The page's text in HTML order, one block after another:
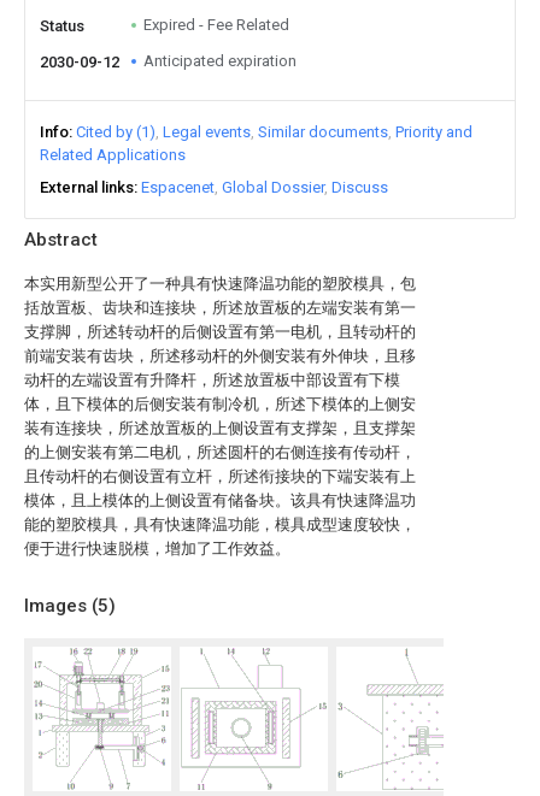
Abstract
本实用新型公开了一种具有快速降温功能的塑胶模具，包
括放置板、齿块和连接块，所述放置板的左端安装有第一
支撑脚，所述转动杆的后侧设置有第一电机，且转动杆的
前端安装有齿块，所述移动杆的外侧安装有外伸块，且移
动杆的左端设置有升降杆，所述放置板中部设置有下模
体，且下模体的后侧安装有制冷机，所述下模体的上侧安
装有连接块，所述放置板的上侧设置有支撑架，且支撑架
的上侧安装有第二电机，所述圆杆的右侧连接有传动杆，
且传动杆的右侧设置有立杆，所述衔接块的下端安装有上
模体，且上模体的上侧设置有储备块。该具有快速降温功
能的塑胶模具，具有快速降温功能，模具成型速度较快，
便于进行快速脱模，增加了工作效益。
Images (5)
Status Expired - Fee Related
2030-09-12 Anticipated expiration
Info Cited by (1) Legal events Similar documents Priority and
Related Applications
External links Espacenet Global Dossier Discuss